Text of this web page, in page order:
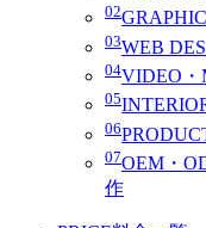
02
03WEB
04VIDEO・
05
06
07OEM・
作